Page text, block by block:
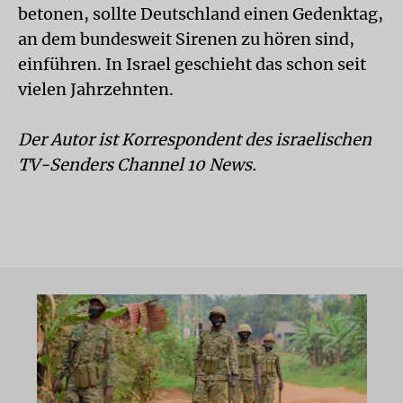
betonen, sollte Deutschland einen Gedenktag,
an dem bundesweit Sirenen zu hören sind,
einführen. In Israel geschieht das schon seit
vielen Jahrzehnten.
Der Autor ist Korrespondent des israelischen
TV-Senders Channel 10 News.